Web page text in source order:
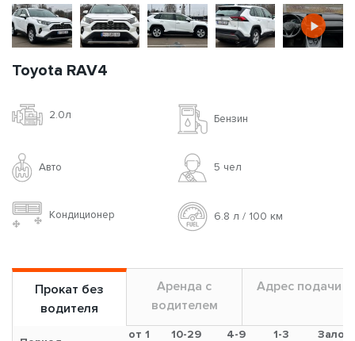
Toyota RAV4
2.0л Бензин
Авто 5 чел
Кондиционер 6.8 л / 100 км
Прокат без
водителя
Аренда с
водителем
Адрес подачи
от 1
10-29
4-9
1-3
Залог